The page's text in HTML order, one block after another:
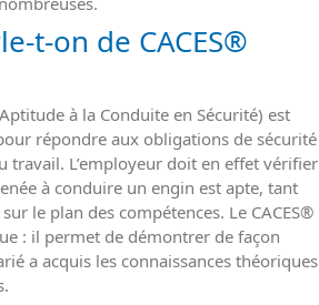
t-on de CACES®
à la Conduite en Sécurité) est
répondre aux obligations de sécurité
travail. L’employeur doit en effet vérifier
à conduire un engin est apte, tant
le plan des compétences. Le CACES®
: il permet de démontrer de façon
a acquis les connaissances théoriques